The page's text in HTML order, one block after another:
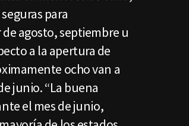
para
agosto, septiembre u
a la apertura de
ocho van a
junio. “La buena
el mes de junio,